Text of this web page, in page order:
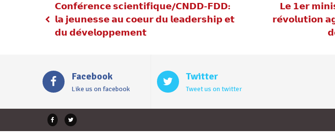
𝗖𝗼𝗻𝗳𝗲́𝗿𝗲𝗻𝗰𝗲 𝘀𝗰𝗶𝗲𝗻𝘁𝗶𝗳𝗶𝗾𝘂𝗲/𝗖𝗡𝗗𝗗-𝗙𝗗𝗗:
𝗹𝗮 𝗷𝗲𝘂𝗻𝗲𝘀𝘀𝗲 𝗮𝘂 𝗰𝗼𝗲𝘂𝗿 𝗱𝘂 𝗹𝗲𝗮𝗱𝗲𝗿𝘀𝗵𝗶𝗽 𝗲𝘁
𝗱𝘂 𝗱𝗲́𝘃𝗲𝗹𝗼𝗽𝗽𝗲𝗺𝗲𝗻𝘁
𝗟𝗲 𝟭𝗲𝗿
𝗿𝗲́𝘃𝗼𝗹𝘂𝘁𝗶𝗼𝗻
Facebook
Like us on facebook
Twitter
Tweet us on twitter